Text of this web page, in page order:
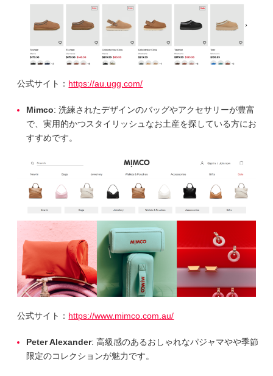
公式サイト： https://au.ugg.com/
Mimco: 洗練されたデザインのバッグやアクセサリーが豊富
で、実用的かつスタイリッシュなお土産を探している方にお
すすめです。
公式サイト： https://www.mimco.com.au/
Peter Alexander: 高級感のあるおしゃれなパジャマやや季節
限定のコレクションが魅力です。